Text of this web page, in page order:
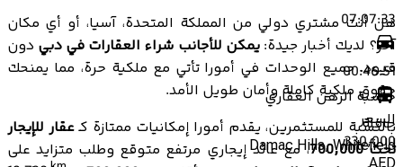
هل أنت مشتري دولي من المملكة المتحدة، آسيا، أو أي مكان
آخر؟ لديك أخبار جيدة:يمكن للأجانب شراء العقارات في دبي دون
قيود. جميع الوحدات في أمورا تأتي مع ملكية حرة، مما يمنحك
حقوق ملكية كاملة وأمان طويل الأمد.
بالنسبة للمستثمرين، يقدم أمورا إمكانيات ممتازة كـعقار للإيجار
تحت 700,000
، مع عائد إيجاري مرتفع متوقع وطلب متزايد على
07:07:33
00:46:51
حافلة
Damac Hills, Whitefield
حاسبة الرهن العقاري
السعر
330,000